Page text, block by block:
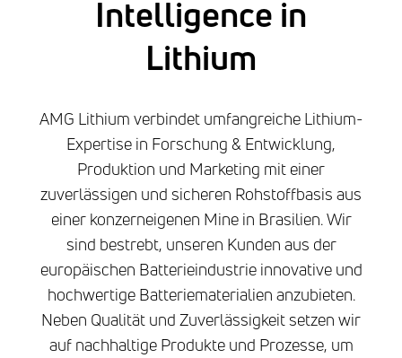
Intelligence in
Lithium
AMG Lithium verbindet umfangreiche Lithium-
Expertise in Forschung & Entwicklung,
Produktion und Marketing mit einer
zuverlässigen und sicheren Rohstoffbasis aus
einer konzerneigenen Mine in Brasilien. Wir
sind bestrebt, unseren Kunden aus der
europäischen Batterieindustrie innovative und
hochwertige Batteriematerialien anzubieten.
Neben Qualität und Zuverlässigkeit setzen wir
auf nachhaltige Produkte und Prozesse, um